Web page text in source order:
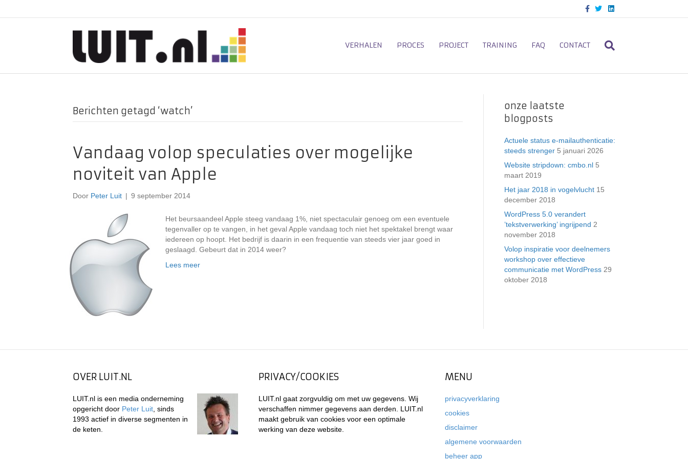
c
o
o
T
i
e
L
n
d
VERHALEN PROCES PROJECT TRAINING FAQ CONTACT
Berichten getagd ‘watch’
Vandaag volop speculaties over mogelijke
noviteit van Apple
Door Peter Luit | 9 september 2014
Het beursaandeel Apple steeg vandaag 1%, niet spectaculair genoeg om een eventuele
tegenvaller op te vangen, in het geval Apple vandaag toch niet het spektakel brengt waar
iedereen op hoopt. Het bedrijf is daarin in een frequentie van steeds vier jaar goed in
geslaagd. Gebeurt dat in 2014 weer?
Lees meer
onze laatste
blogposts
Actuele status e-mailauthenticatie:
steeds strenger 5 januari 2026
Website stripdown: cmbo.nl 5
maart 2019
Het jaar 2018 in vogelvlucht 15
december 2018
WordPress 5.0 verandert
’tekstverwerking’ ingrijpend 2
november 2018
Volop inspiratie voor deelnemers
workshop over effectieve
communicatie met WordPress 29
oktober 2018
OVER LUIT.NL
LUIT.nl is een media onderneming
opgericht door Peter Luit , sinds
1993 actief in diverse segmenten in
de keten.
PRIVACY/COOKIES
LUIT.nl gaat zorgvuldig om met uw gegevens. Wij
verschaffen nimmer gegevens aan derden. LUIT.nl
maakt gebruik van cookies voor een optimale
werking van deze website.
MENU
privacyverklaring
cookies
disclaimer
algemene voorwaarden
beheer app